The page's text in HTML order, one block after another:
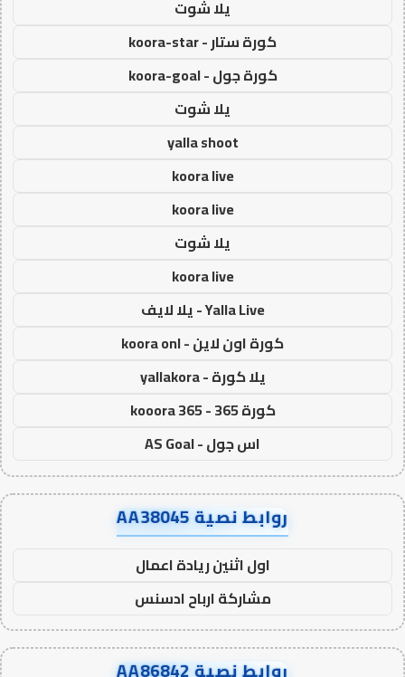
يلا شوت
كورة ستار - koora-star
كورة جول - koora-goal
يلا شوت
yalla shoot
koora live
koora live
يلا شوت
koora live
Yalla Live - يلا لايف
كورة اون لاين - koora onl
يلا كورة - yallakora
كورة 365 - kooora 365
اس جول - AS Goal
روابط نصية AA38045
اول اثنين ريادة اعمال
مشاركة ارباح ادسنس